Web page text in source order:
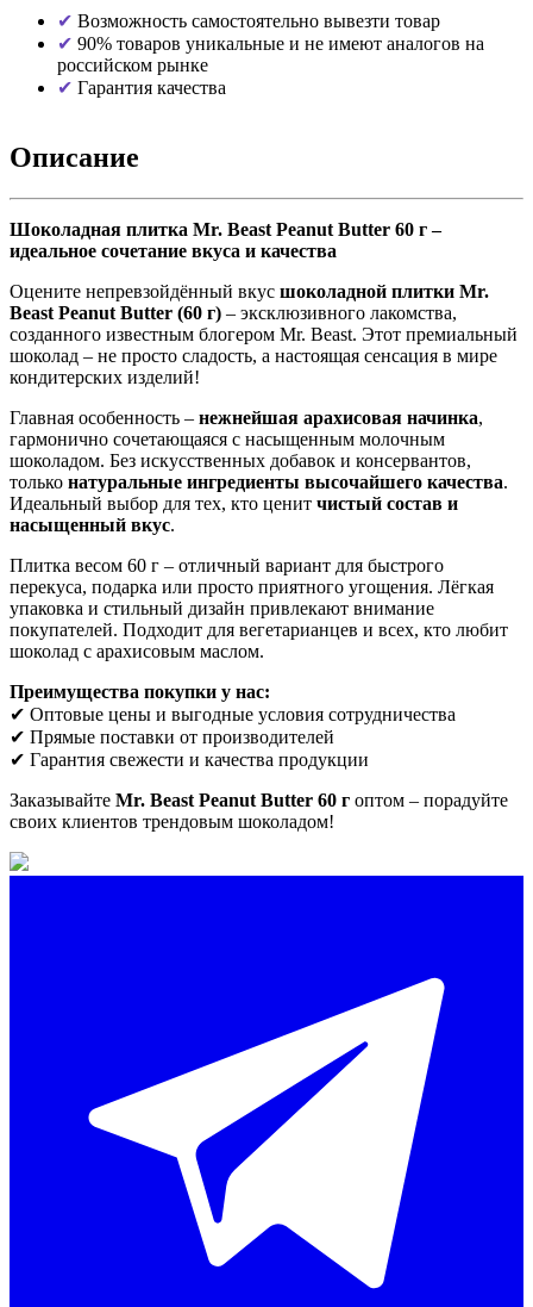
Возможность самостоятельно вывезти товар
90% товаров уникальные и не имеют аналогов на
российском рынке
Гарантия качества
Описание
Шоколадная плитка Mr. Beast Peanut Butter 60 г –
идеальное сочетание вкуса и качества
Оцените непревзойдённый вкус шоколадной плитки Mr.
Beast Peanut Butter (60 г) – эксклюзивного лакомства,
созданного известным блогером Mr. Beast. Этот премиальный
шоколад – не просто сладость, а настоящая сенсация в мире
кондитерских изделий!
Главная особенность – нежнейшая арахисовая начинка,
гармонично сочетающаяся с насыщенным молочным
шоколадом. Без искусственных добавок и консервантов,
только натуральные ингредиенты высочайшего качества.
Идеальный выбор для тех, кто ценит чистый состав и
насыщенный вкус.
Плитка весом 60 г – отличный вариант для быстрого
перекуса, подарка или просто приятного угощения. Лёгкая
упаковка и стильный дизайн привлекают внимание
покупателей. Подходит для вегетарианцев и всех, кто любит
шоколад с арахисовым маслом.
Преимущества покупки у нас:
✔ Оптовые цены и выгодные условия сотрудничества
✔ Прямые поставки от производителей
✔ Гарантия свежести и качества продукции
Заказывайте Mr. Beast Peanut Butter 60 г оптом – порадуйте
своих клиентов трендовым шоколадом!